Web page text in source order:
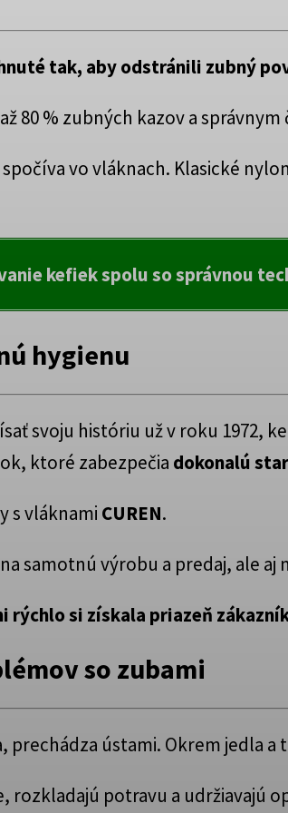
tak, aby odstránili zubný
80 % zubných kazov a
spočíva vo vláknach. Klasické
kefiek spolu so správnou
hygienu
svoju históriu už v roku 1972,
ktoré zabezpečia dokonalú
s vláknami CUREN.
samotnú výrobu a predaj, ale
rýchlo si získala priazeň
so zubami
prechádza ústami. Okrem jedla a
rozkladajú potravu a udržiavajú